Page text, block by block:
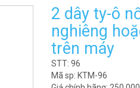
2 dây ty-ô
nghiêng
trên máy
STT: 96
Mã sp: KTM-96